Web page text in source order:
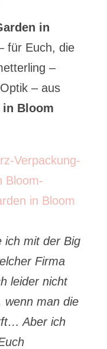
in
für Euch, die
–
– aus
in Bloom
ich mit der Big
Firma
leider nicht
wenn man die
Aber ich